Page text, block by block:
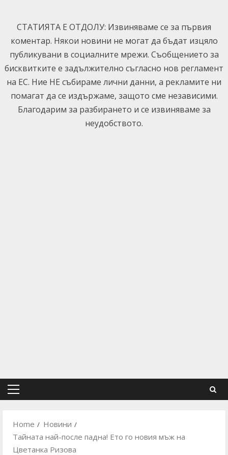
content
СТАТИЯТА Е ОТДОЛУ: Извиняваме се за първия
коментар. Някои новини не могат да бъдат изцяло
публикувани в социалните мрежи. Съобщението за
бисквитките е задължително съгласно нов регламент
на ЕС. Ние НЕ събираме лични данни, а рекламите ни
помагат да се издържаме, защото сме независими.
Благодарим за разбирането и се извиняваме за
неудобството.
Primary
Home
Новини
Тайната най-после падна! Ето го новия мъж на
Цветанка Ризова